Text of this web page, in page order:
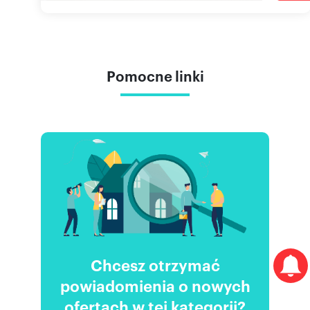
Pomocne linki
Chcesz otrzymać
powiadomienia o nowych
ofertach w tej kategorii?